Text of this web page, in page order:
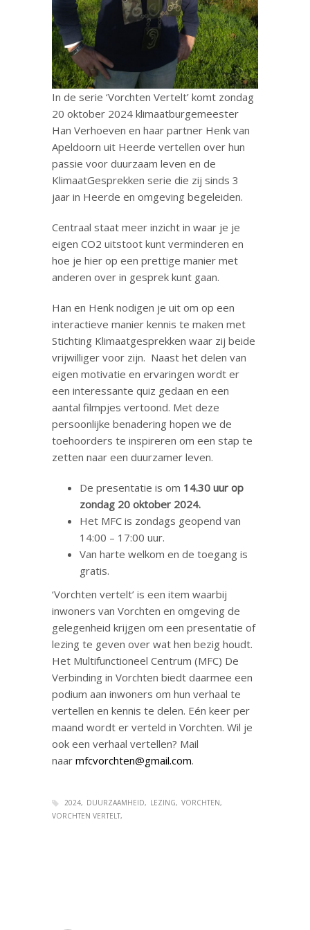
In de serie ‘Vorchten Vertelt’ komt zondag
20 oktober 2024 klimaatburgemeester
Han Verhoeven en haar partner Henk van
Apeldoorn uit Heerde vertellen over hun
passie voor duurzaam leven en de
KlimaatGesprekken serie die zij sinds 3
jaar in Heerde en omgeving begeleiden.
Centraal staat meer inzicht in waar je je
eigen CO2 uitstoot kunt verminderen en
hoe je hier op een prettige manier met
anderen over in gesprek kunt gaan.
Han en Henk nodigen je uit om op een
interactieve manier kennis te maken met
Stichting Klimaatgesprekken waar zij beide
vrijwilliger voor zijn. Naast het delen van
eigen motivatie en ervaringen wordt er
een interessante quiz gedaan en een
aantal filmpjes vertoond. Met deze
persoonlijke benadering hopen we de
toehoorders te inspireren om een stap te
zetten naar een duurzamer leven.
De presentatie is om 14.30 uur op
zondag 20 oktober 2024.
Het MFC is zondags geopend van
14:00 – 17:00 uur.
Van harte welkom en de toegang is
gratis.
‘Vorchten vertelt’ is een item waarbij
inwoners van Vorchten en omgeving de
gelegenheid krijgen om een presentatie of
lezing te geven over wat hen bezig houdt.
Het Multifunctioneel Centrum (MFC) De
Verbinding in Vorchten biedt daarmee een
podium aan inwoners om hun verhaal te
vertellen en kennis te delen. Eén keer per
maand wordt er verteld in Vorchten. Wil je
ook een verhaal vertellen? Mail
naar mfcvorchten@gmail.com.
2024 DUURZAAMHEID LEZING
VORCHTEN
VORCHTEN VERTELT